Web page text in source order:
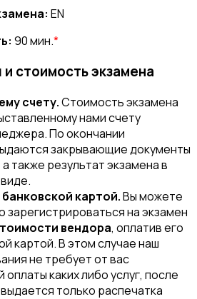
EN
90 мин.*
стоимость экзамена
счету.Стоимость экзамена
нами счету
По окончании
закрывающие документы
также результат экзамена в
картой.Вы можете
зарегистрироваться на экзамен
вендора, оплатив его
картой. В этом случае наш
не требует от вас
каких либо услуг, после
только распечатка